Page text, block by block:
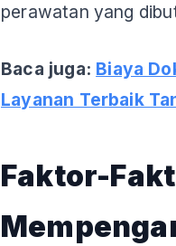
perawatan yang
Baca juga: Biaya
Layanan Terbaik
Faktor-